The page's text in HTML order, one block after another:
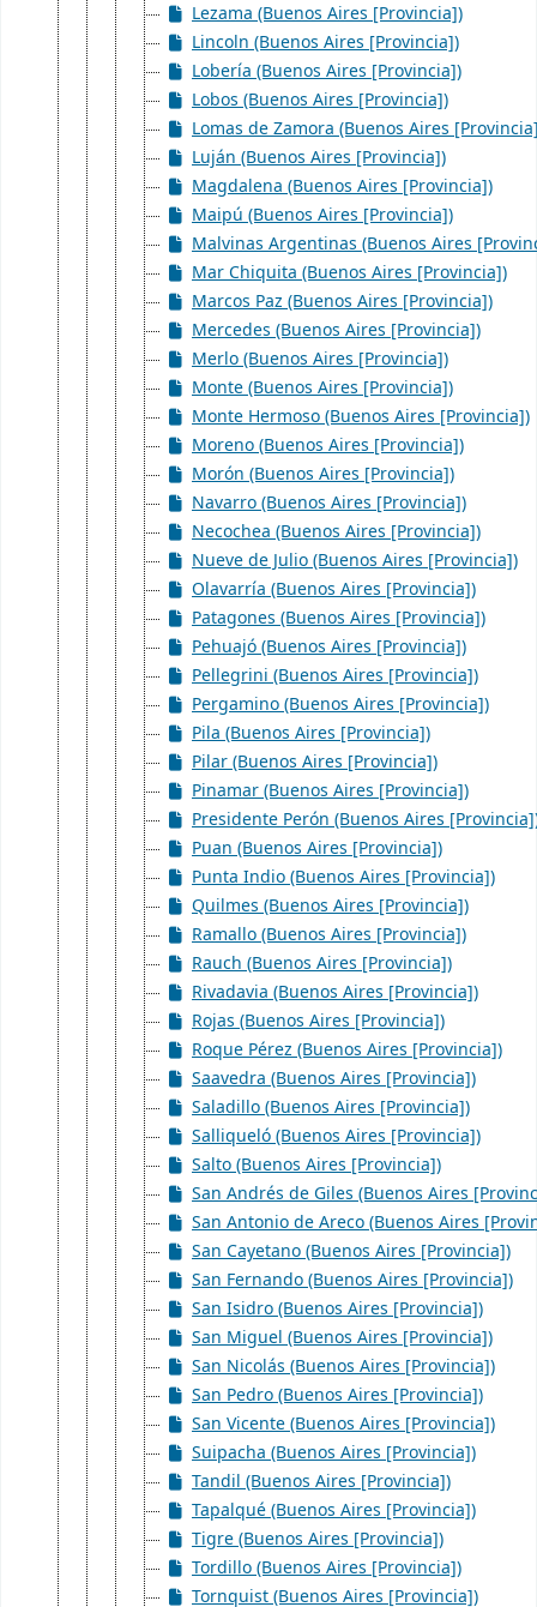
Lezama (Buenos Aires [Provincia])
Lincoln (Buenos Aires [Provincia])
Lobería (Buenos Aires [Provincia])
Lobos (Buenos Aires [Provincia])
Lomas de Zamora (Buenos Aires
Luján (Buenos Aires [Provincia])
Magdalena (Buenos Aires [Provincia])
Maipú (Buenos Aires [Provincia])
Malvinas Argentinas (Buenos Aires
Mar Chiquita (Buenos Aires [Provincia])
Marcos Paz (Buenos Aires [Provincia])
Mercedes (Buenos Aires [Provincia])
Merlo (Buenos Aires [Provincia])
Monte (Buenos Aires [Provincia])
Monte Hermoso (Buenos Aires [Provincia])
Moreno (Buenos Aires [Provincia])
Morón (Buenos Aires [Provincia])
Navarro (Buenos Aires [Provincia])
Necochea (Buenos Aires [Provincia])
Nueve de Julio (Buenos Aires [Provincia])
Olavarría (Buenos Aires [Provincia])
Patagones (Buenos Aires [Provincia])
Pehuajó (Buenos Aires [Provincia])
Pellegrini (Buenos Aires [Provincia])
Pergamino (Buenos Aires [Provincia])
Pila (Buenos Aires [Provincia])
Pilar (Buenos Aires [Provincia])
Pinamar (Buenos Aires [Provincia])
Presidente Perón (Buenos Aires
Puan (Buenos Aires [Provincia])
Punta Indio (Buenos Aires [Provincia])
Quilmes (Buenos Aires [Provincia])
Ramallo (Buenos Aires [Provincia])
Rauch (Buenos Aires [Provincia])
Rivadavia (Buenos Aires [Provincia])
Rojas (Buenos Aires [Provincia])
Roque Pérez (Buenos Aires [Provincia])
Saavedra (Buenos Aires [Provincia])
Saladillo (Buenos Aires [Provincia])
Salliqueló (Buenos Aires [Provincia])
Salto (Buenos Aires [Provincia])
San Andrés de Giles (Buenos Aires
San Antonio de Areco (Buenos Aires
San Cayetano (Buenos Aires [Provincia])
San Fernando (Buenos Aires [Provincia])
San Isidro (Buenos Aires [Provincia])
San Miguel (Buenos Aires [Provincia])
San Nicolás (Buenos Aires [Provincia])
San Pedro (Buenos Aires [Provincia])
San Vicente (Buenos Aires [Provincia])
Suipacha (Buenos Aires [Provincia])
Tandil (Buenos Aires [Provincia])
Tapalqué (Buenos Aires [Provincia])
Tigre (Buenos Aires [Provincia])
Tordillo (Buenos Aires [Provincia])
Tornquist (Buenos Aires [Provincia])